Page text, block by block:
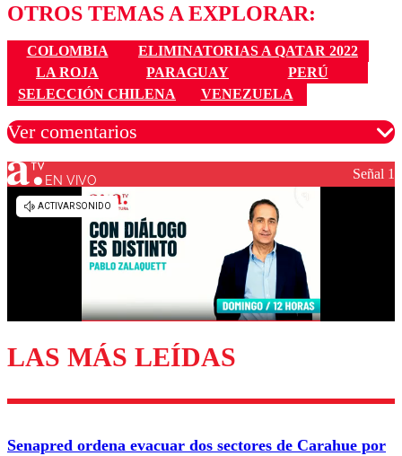
OTROS TEMAS A EXPLORAR:
COLOMBIA
ELIMINATORIAS A QATAR 2022
LA ROJA
PARAGUAY
PERÚ
SELECCIÓN CHILENA
VENEZUELA
Ver comentarios
Los comentarios son moderados para garantizar un
diálogo respetuoso.
Enviar comentario
EN VIVO Señal 1
LAS MÁS LEÍDAS
Senapred ordena evacuar dos sectores de Carahue por